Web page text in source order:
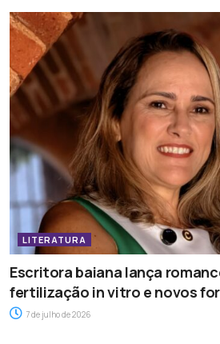
LITERATURA
Escritora baiana lança
fertilização in vitro e novos
7 de julho de 2026